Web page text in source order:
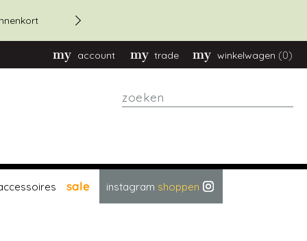
account trade winkelwagen (0)
zoeken
sale instagram shoppen